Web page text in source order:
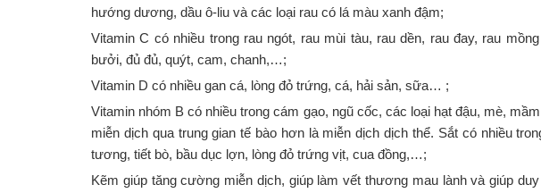
hướng dương, dầu ô-liu và các loại rau có lá màu xanh đậm;
Vitamin C có nhiều trong rau ngót, rau mùi tàu, rau dền, rau đay, rau
bưởi, đủ đủ, quýt, cam, chanh,…;
Vitamin D có nhiều gan cá, lòng đỏ trứng, cá, hải sản, sữa… ;
Vitamin nhóm B có nhiều trong cám gạo, ngũ cốc, các loại hạt đậu, mè,
miễn dịch qua trung gian tế bào hơn là miễn dịch dịch thể. Sắt có nhiều
tương, tiết bò, bầu dục lợn, lòng đỏ trứng vịt, cua đồng,…;
Kẽm giúp tăng cường miễn dịch, giúp làm vết thương mau lành và giúp